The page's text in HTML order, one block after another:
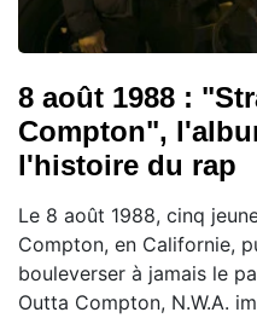
8 août 1988 :
Compton",
l'histoire du rap
Le 8 août 1988, cinq
Compton, en Californie,
bouleverser à jamais le
Outta Compton, N.W.A.